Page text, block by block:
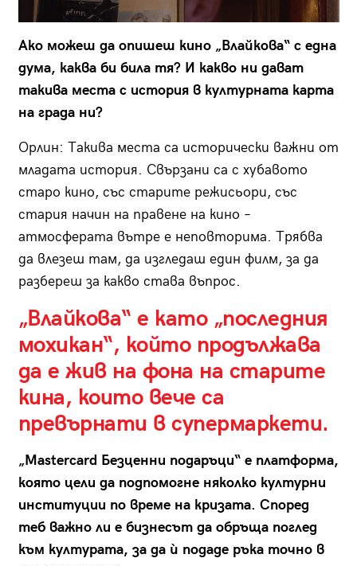
Ако можеш да опишеш кино „Влайкова“ с една
дума, каква би била тя? И какво ни дават
такива места с история в културната карта
на града ни?
Орлин: Такива места са исторически важни от
младата история. Свързани са с хубавото
старо кино, със старите режисьори, със
стария начин на правене на кино –
атмосферата вътре е неповторима. Трябва
да влезеш там, да изгледаш един филм, за да
разбереш за какво става въпрос.
„Влайкова“ е като „последния
мохикан“, който продължава
да е жив на фона на старите
кина, които вече са
превърнати в супермаркети.
„Mastercard Безценни подаръци“ е платформа,
която цели да подпомогне няколко културни
институции по време на кризата. Според
теб важно ли е бизнесът да обръща поглед
към културата, за да ѝ подаде ръка точно в